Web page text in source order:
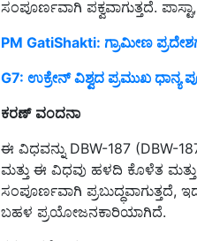
PM GatiShakti: ಗ್ರಾಮೀಣ
G7: ಉಕ್ರೇನ್ ವಿಶ್ವದ ಪ್ರಮುಖ
ವಂದನಾ
ಮತ್ತು ಈ ವಿಧವು ಹಳದಿ ಕೊಳೆತ
ಸಂಪೂರ್ಣವಾಗಿ ಪ್ರಬುದ್ಧವಾಗುತ್ತದೆ,
ಬಹಳ ಪ್ರಯೋಜನಕಾರಿಯಾಗಿದೆ.
ನರೇಂದ್ರ